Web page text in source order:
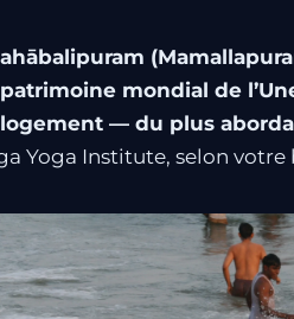
ahābalipuram
patrimoine mondial de
logement — du plus
Yoga Institute, selon